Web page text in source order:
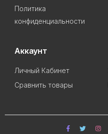
Политика
конфиденциальности
Аккаунт
Личный Кабинет
Сравнить товары